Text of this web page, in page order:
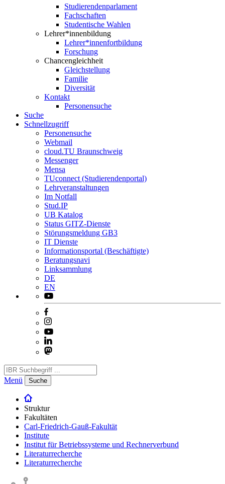
Studierendenparlament
Fachschaften
Studentische Wahlen
Lehrer*innenbildung
Lehrer*innenfortbildung
Forschung
Chancengleichheit
Gleichstellung
Familie
Diversität
Kontakt
Personensuche
Suche
Schnellzugriff
Personensuche
Webmail
cloud.TU Braunschweig
Messenger
Mensa
TUconnect (Studierendenportal)
Lehrveranstaltungen
Im Notfall
Stud.IP
UB Katalog
Status GITZ-Dienste
Störungsmeldung GB3
IT Dienste
Informationsportal (Beschäftigte)
Beratungsnavi
Linksammlung
DE
EN
Menü Suche
Struktur
Fakultäten
Carl-Friedrich-Gauß-Fakultät
Institute
Institut für Betriebssysteme und Rechnerverbund
Literaturrecherche
Literaturrecherche